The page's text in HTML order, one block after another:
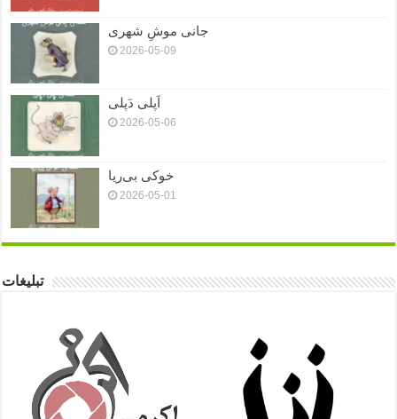
جانی موشِ شهری
2026-05-09
اَپلی دَپلی
2026-05-06
خوکی بی‌ریا
2026-05-01
تبلیغات